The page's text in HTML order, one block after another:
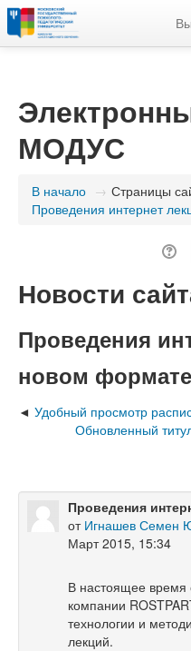
МОДУС
В начало → Страницы
Проведения интернет
Новости
Проведения
новом
Удобный просмотр
Обновленный
Проведения
от Игнашев Семен
Март 2015, 15:34
В настоящее
компании
технологии и
лекций.